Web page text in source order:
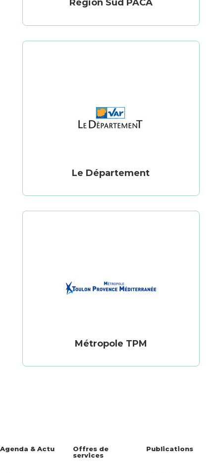
Région Sud PACA
Le Département
Métropole TPM
Agenda & Actu
Offres de
services
Publications